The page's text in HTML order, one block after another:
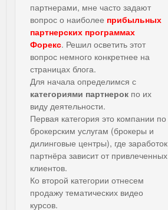
партнерами, мне часто задают
вопрос о наиболее прибыльных
партнерских программах
Форекс. Решил осветить этот
вопрос немного конкретнее на
страницах блога.
Для начала определимся с
категориями партнерок по их
виду деятельности.
Первая категория это компании по
брокерским услугам (брокеры и
дилинговые центры), где заработок
партнёра зависит от привлеченных
клиентов.
Ко второй категории отнесем
продажу тематических видео
курсов.